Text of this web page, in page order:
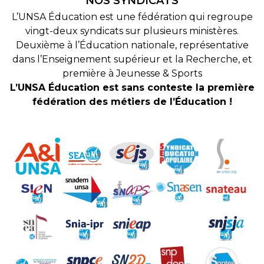
L’UNSA Éducation est une fédération qui regroupe
vingt-deux syndicats sur plusieurs ministères.
Deuxième à l’Éducation nationale, représentative
dans l’Enseignement supérieur et la Recherche, et
première à Jeunesse & Sports
L’UNSA Éducation est sans conteste la première
fédération des métiers de l’Éducation !